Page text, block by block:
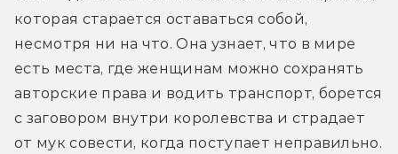
которая старается оставаться собой,
несмотря ни на что. Она узнает, что в мире
есть места, где женщинам можно сохранять
авторские права и водить транспорт, борется
с заговором внутри королевства и страдает
от мук совести, когда поступает неправильно.